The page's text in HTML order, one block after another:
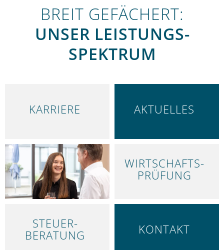
BREIT GEFÄCHERT:
UNSER LEISTUNGS­
SPEKTRUM
KARRIERE
LEISTUNGEN
AKTUELLES
WIRTSCHAFTS­
PRÜFUNG
STEUER­
BERATUNG
KONTAKT